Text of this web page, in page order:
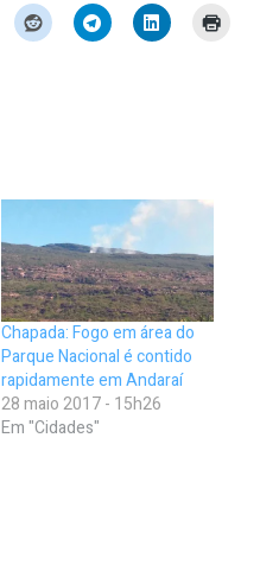
Chapada: Fogo em área do
Parque Nacional é contido
rapidamente em Andaraí
28 maio 2017 - 15h26
Em "Cidades"